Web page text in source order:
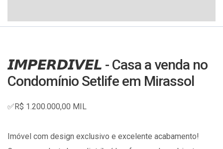
𝙄𝙈𝙋𝙀𝙍𝘿𝙄𝙑𝙀𝙇 - Casa a venda no
Condomínio Setlife em Mirassol
✅R$ 1.200.000,00 MIL
Imóvel com design exclusivo e excelente acabamento!